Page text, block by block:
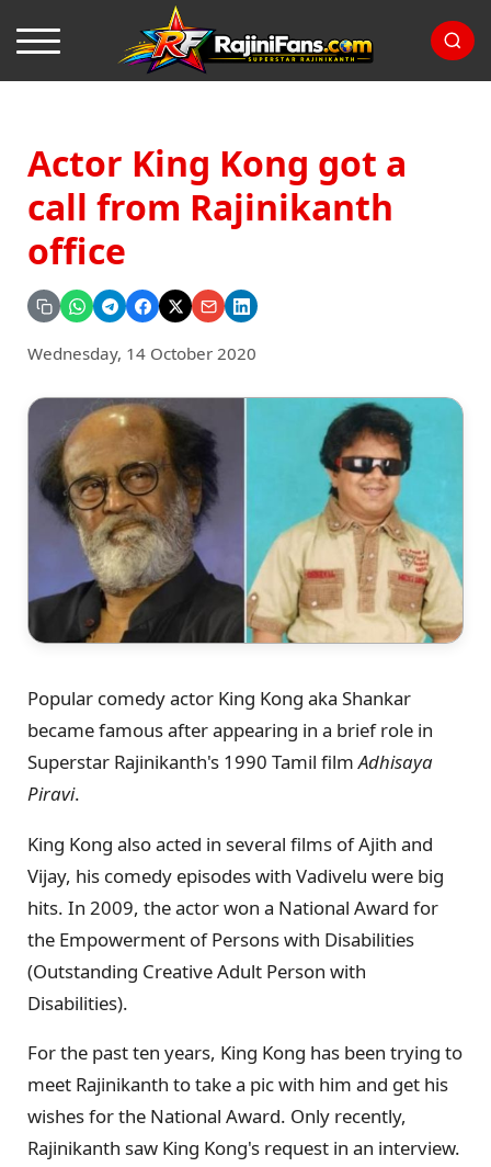
Actor King Kong got a
call from Rajinikanth
office
Wednesday, 14 October 2020
Popular comedy actor King Kong aka Shankar
became famous after appearing in a brief role in
Superstar Rajinikanth's 1990 Tamil filmAdhisaya
Piravi.
King Kong also acted in several films of Ajith and
Vijay, his comedy episodes with Vadivelu were big
hits. In 2009, the actor won a National Award for
the Empowerment of Persons with Disabilities
(Outstanding Creative Adult Person with
Disabilities).
For the past ten years, King Kong has been trying to
meet Rajinikanth to take a pic with him and get his
wishes for the National Award. Only recently,
Rajinikanth saw King Kong's request in an interview.